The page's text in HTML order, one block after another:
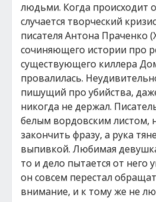
людьми. Когда происходит
случается творческий
писателя Антона Праченко
сочиняющего истории про
существующего киллера
провалилась.
пишущий про убийства,
никогда не держал.
белым вордовским листом,
закончить фразу, а рука
выпивкой. Любимая
то и дело пытается от него
он совсем перестал
внимание, и к тому же не